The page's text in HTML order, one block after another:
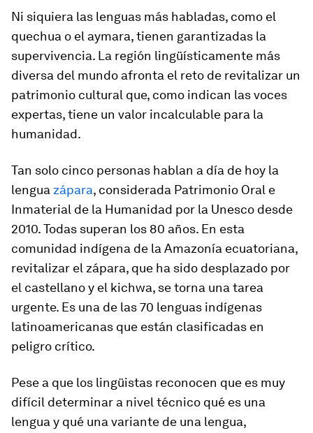
Ni siquiera las lenguas más habladas, como el
quechua o el aymara, tienen garantizadas la
supervivencia. La región lingüísticamente más
diversa del mundo afronta el reto de revitalizar un
patrimonio cultural que, como indican las voces
expertas, tiene un valor incalculable para la
humanidad.
Tan solo cinco personas hablan a día de hoy la
lengua zápara, considerada Patrimonio Oral e
Inmaterial de la Humanidad por la Unesco desde
2010. Todas superan los 80 años. En esta
comunidad indígena de la Amazonía ecuatoriana,
revitalizar el zápara, que ha sido desplazado por
el castellano y el kichwa, se torna una tarea
urgente. Es una de las 70 lenguas indígenas
latinoamericanas que están clasificadas en
peligro crítico.
Pese a que los lingüistas reconocen que es muy
difícil determinar a nivel técnico qué es una
lengua y qué una variante de una lengua,